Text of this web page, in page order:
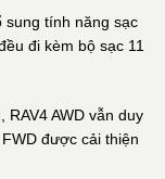
sung tính năng sạc
đi kèm bộ sạc 11
AWD vẫn duy
được cải thiện